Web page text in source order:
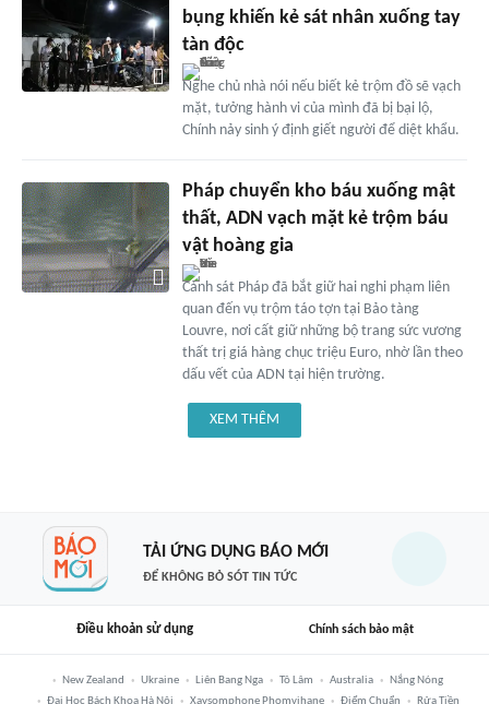
bụng khiến kẻ sát nhân xuống tay
tàn độc
Nghe chủ nhà nói nếu biết kẻ trộm đồ sẽ vạch
mặt, tưởng hành vi của mình đã bị bại lộ,
Chính nảy sinh ý định giết người để diệt khẩu.
Pháp chuyển kho báu xuống mật
thất, ADN vạch mặt kẻ trộm báu
vật hoàng gia
Cảnh sát Pháp đã bắt giữ hai nghi phạm liên
quan đến vụ trộm táo tợn tại Bảo tàng
Louvre, nơi cất giữ những bộ trang sức vương
thất trị giá hàng chục triệu Euro, nhờ lần theo
dấu vết của ADN tại hiện trường.
XEM THÊM
TẢI ỨNG DỤNG BÁO MỚI
ĐỂ KHÔNG BỎ SÓT TIN TỨC
Điều khoản sử dụng Chính sách bảo mật
New Zealand Ukraine Liên Bang Nga Tô Lâm Australia
Nắng Nóng
Đại Học Bách Khoa Hà Nội
Xaysomphone Phomvihane Điểm Chuẩn Rửa Tiền